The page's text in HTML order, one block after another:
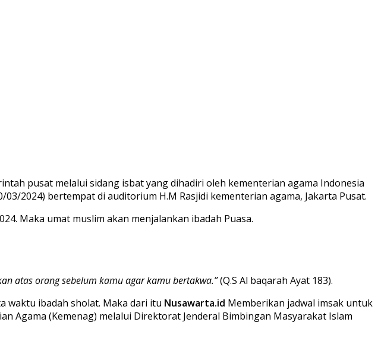
pusat melalui sidang isbat yang dihadiri oleh kementerian agama Indonesia
2024) bertempat di auditorium H.M Rasjidi kementerian agama, Jakarta Pusat.
Maka umat muslim akan menjalankan ibadah Puasa.
atas orang sebelum kamu agar kamu bertakwa.”(Q.S Al baqarah Ayat 183).
waktu ibadah sholat. Maka dari itu Nusawarta.id Memberikan jadwal imsak untuk
Agama (Kemenag) melalui Direktorat Jenderal Bimbingan Masyarakat Islam